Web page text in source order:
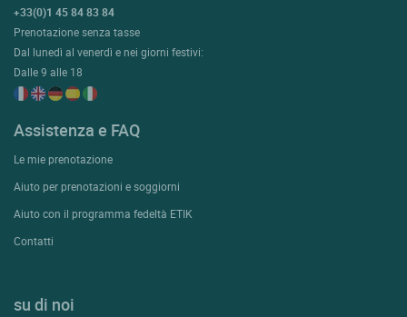
+33(0)1 45 84 83 84
Prenotazione senza tasse
Dal lunedì al venerdì e nei giorni festivi:
Dalle 9 alle 18
Assistenza e FAQ
Le mie prenotazione
Aiuto per prenotazioni e soggiorni
Aiuto con il programma fedeltà ETIK
Contatti
su di noi